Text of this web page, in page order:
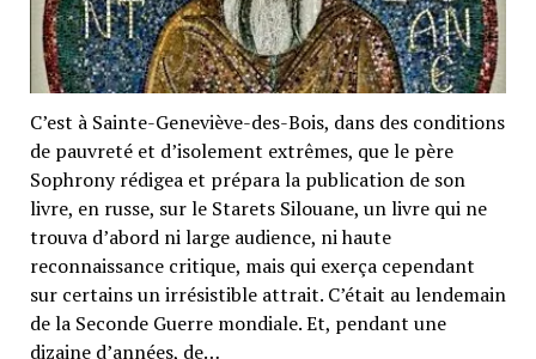
C’est à Sainte-Geneviève-des-Bois, dans des conditions
de pauvreté et d’isolement extrêmes, que le père
Sophrony rédigea et prépara la publication de son
livre, en russe, sur le Starets Silouane, un livre qui ne
trouva d’abord ni large audience, ni haute
reconnaissance critique, mais qui exerça cependant
sur certains un irrésistible attrait. C’était au lendemain
de la Seconde Guerre mondiale. Et, pendant une
dizaine d’années, de…